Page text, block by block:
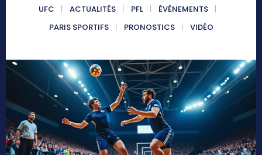
UFC ACTUALITÉS PFL
ÉVÉNEMENTS
PARIS SPORTIFS
PRONOSTICS VIDÉO